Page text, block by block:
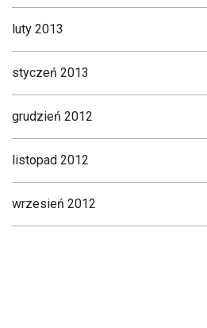
luty 2013
styczeń 2013
grudzień 2012
listopad 2012
wrzesień 2012